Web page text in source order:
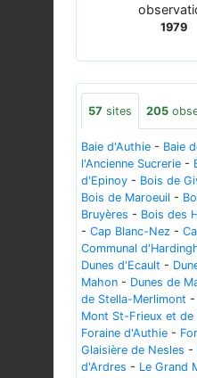
1979
57 sites 205
Baie d'Authie - Baie
l'Ancienne Sucrerie -
d'Epinoy - Bois de
Bois de Maroeuil -
Bruyères - Bois des
- Cap Blanc-Nez -
Communal
Dunes d'Ecault -
Mahon - Dunes de
de Stella-Merlimont -
Mont St-Frieux et de
Foraine d'Authie -
Glaisière de Nesles -
d'Ardres - Le Grand